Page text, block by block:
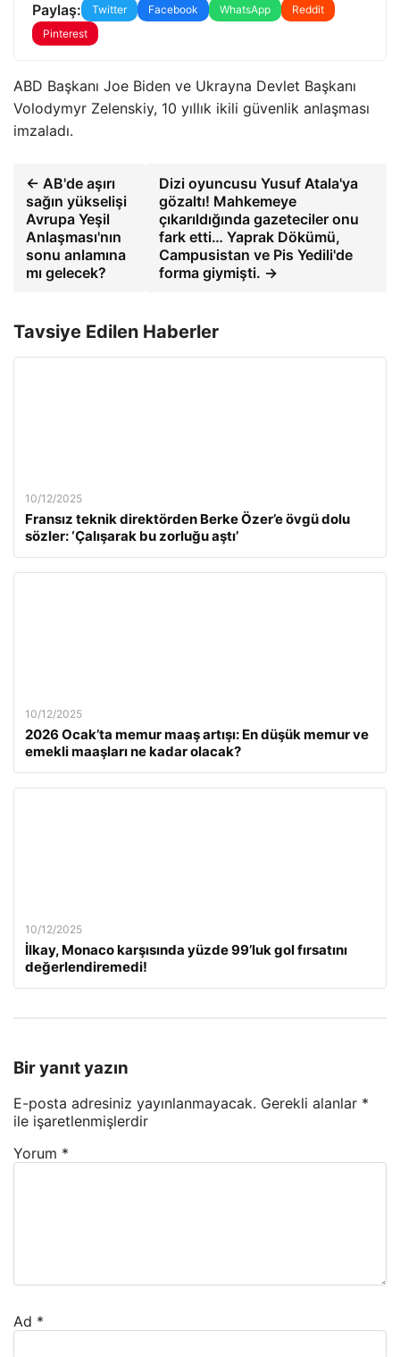
Paylaş: Twitter Facebook WhatsApp
Reddit
Pinterest
ABD Başkanı Joe Biden ve Ukrayna Devlet Başkanı
Volodymyr Zelenskiy, 10 yıllık ikili güvenlik anlaşması
imzaladı.
← AB'de aşırı
sağın yükselişi
Avrupa Yeşil
Anlaşması'nın
sonu anlamına
mı gelecek?
Dizi oyuncusu Yusuf Atala'ya
gözaltı! Mahkemeye
çıkarıldığında gazeteciler onu
fark etti… Yaprak Dökümü,
Campusistan ve Pis Yedili'de
forma giymişti. →
Tavsiye Edilen Haberler
10/12/2025
Fransız teknik direktörden Berke Özer’e övgü dolu
sözler: ‘Çalışarak bu zorluğu aştı’
10/12/2025
2026 Ocak’ta memur maaş artışı: En düşük memur ve
emekli maaşları ne kadar olacak?
10/12/2025
İlkay, Monaco karşısında yüzde 99’luk gol fırsatını
değerlendiremedi!
Bir yanıt yazın
E-posta adresiniz yayınlanmayacak. Gerekli alanlar *
ile işaretlenmişlerdir
Yorum *
Ad *